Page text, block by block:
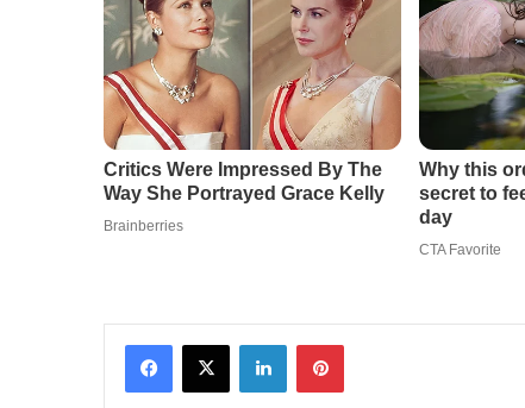
Facebook
X LinkedInPinterest